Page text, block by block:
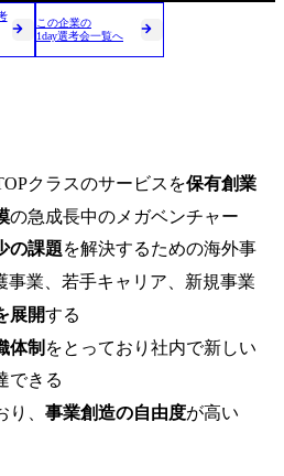
この企業の
1day選考会一覧へ
クラスのサービスを保有創業
の急成長中のメガベンチャー
の課題を解決するための海外事
事業、若手キャリア、新規事業
展開する
体制 をとっており社内で新しい
できる
、 事業創造の自由度が高い